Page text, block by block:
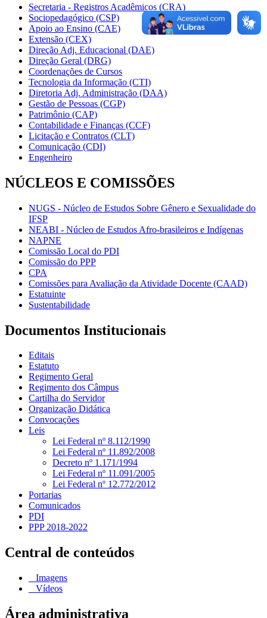
Secretaria - Registros Acadêmicos (CRA)
Sociopedagógico (CSP)
Apoio ao Ensino (CAE)
Extensão (CEX)
Direção Adj. Educacional (DAE)
Direção Geral (DRG)
Coordenações de Cursos
Tecnologia da Informação (CTI)
Diretoria Adj. Administração (DAA)
Gestão de Pessoas (CGP)
Patrimônio (CAP)
Contabilidade e Finanças (CCF)
Licitação e Contratos (CLT)
Comunicação (CDI)
Engenheiro
NÚCLEOS E COMISSÕES
NUGS - Núcleo de Estudos Sobre Gênero e Sexualidade do
IFSP
NEABI - Núcleo de Estudos Afro-brasileiros e Indígenas
NAPNE
Comissão Local do PDI
Comissão do PPP
CPA
Comissões para Avaliação da Atividade Docente (CAAD)
Estatuinte
Sustentabilidade
Documentos Institucionais
Editais
Estatuto
Regimento Geral
Regimento dos Câmpus
Cartilha do Servidor
Organização Didática
Convocações
Leis
Lei Federal nº 8.112/1990
Lei Federal nº 11.892/2008
Decreto nº 1.171/1994
Lei Federal nº 11.091/2005
Lei Federal nº 12.772/2012
Portarias
Comunicados
PDI
PPP 2018-2022
Central de conteúdos
Imagens
Vídeos
Área administrativa